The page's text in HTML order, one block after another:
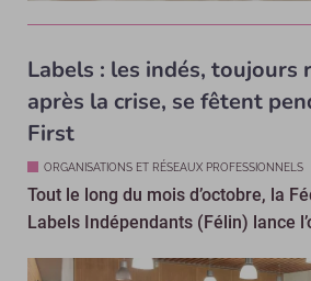
Labels : les indés, toujours
après la crise, se fêtent
First
ORGANISATIONS ET RÉSEAUX PROFESSIONNELS
Tout le long du mois d’octobre, la
Labels Indépendants (Félin) lance